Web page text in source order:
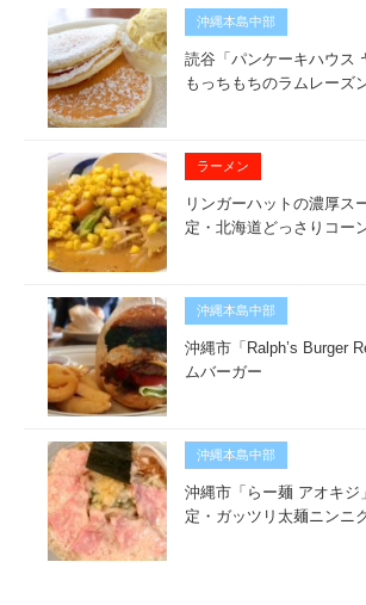
沖縄本島中部
読谷「パンケーキハウス
もっちもちのラムレーズ
ラーメン
リンガーハットの濃厚ス
定・北海道どっさりコー
沖縄本島中部
沖縄市「Ralph’s Burger
ムバーガー
沖縄本島中部
沖縄市「らー麺 アオキジ
定・ガッツリ太麺ニンニ